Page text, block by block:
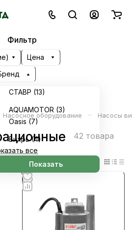
Фильтр
Цена
СТАВР (13)
AQUAMOTOR (3)
Oasis (7)
Вихрь (4)
все
Показать
Насосное оборудование – Насосы
42 товара
(убывание)